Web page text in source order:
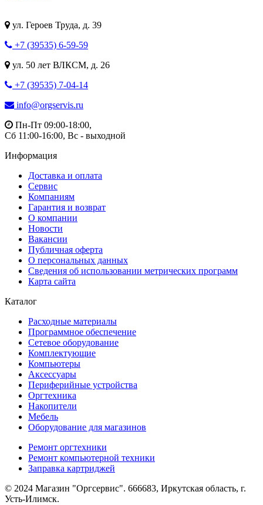
ул. Героев Труда, д. 39
+7 (39535) 6-59-59
ул. 50 лет ВЛКСМ, д. 26
+7 (39535) 7-04-14
info@orgservis.ru
Пн-Пт 09:00-18:00,
Сб 11:00-16:00, Вс - выходной
Информация
Доставка и оплата
Сервис
Компаниям
Гарантия и возврат
О компании
Новости
Вакансии
Публичная оферта
О персональных данных
Сведения об использовании метрических программ
Карта сайта
Каталог
Расходные материалы
Программное обеспечение
Сетевое оборудование
Комплектующие
Компьютеры
Аксессуары
Периферийные устройства
Оргтехника
Накопители
Мебель
Оборудование для магазинов
Ремонт оргтехники
Ремонт компьютерной техники
Заправка картриджей
© 2024 Магазин "Оргсервис". 666683, Иркутская область, г.
Усть-Илимск.